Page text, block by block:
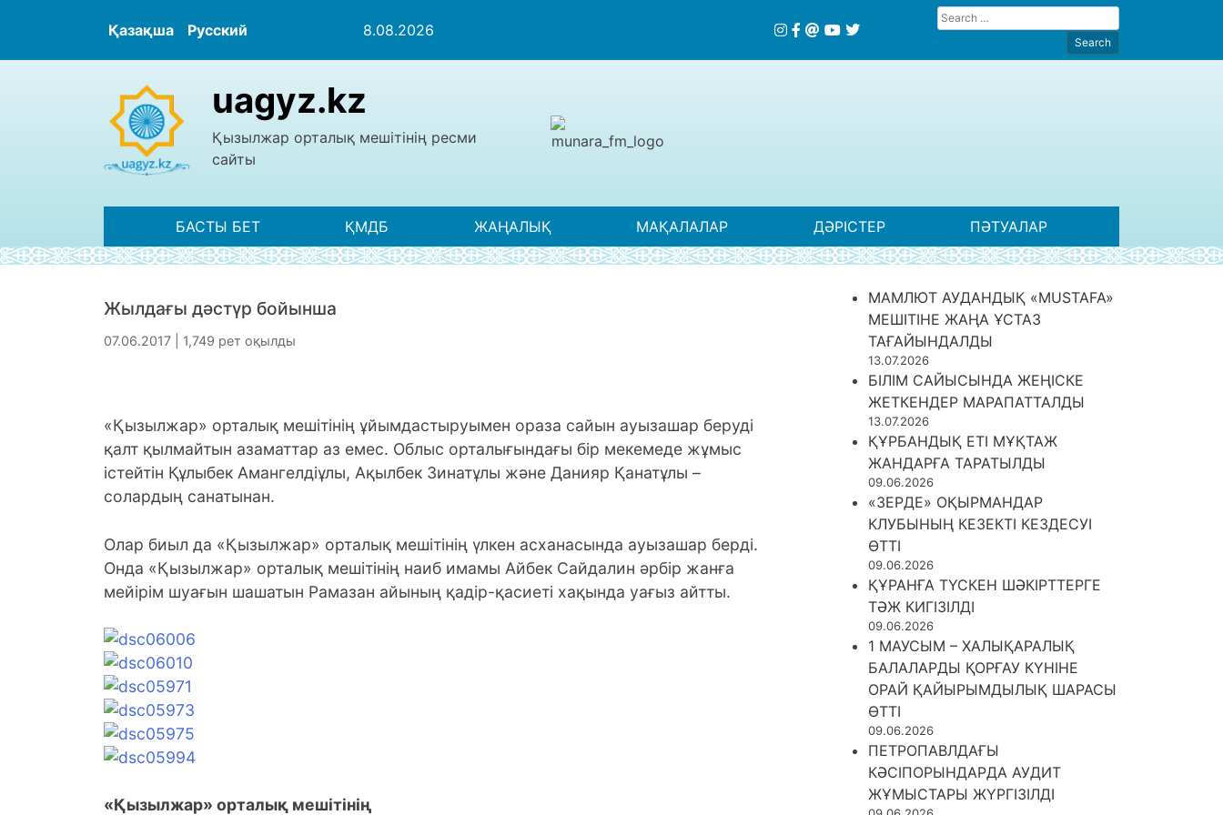
Қазақша Русский 8.08.2026
uagyz.kz
Қызылжар орталық мешітінің ресми
сайты
БАСТЫ БЕТ ҚМДБ ЖАҢАЛЫҚ МАҚАЛАЛАР ДӘРІСТЕР ПӘТУАЛАР
Жылдағы дәстүр бойынша
07.06.2017 | 1,749 рет оқылды
«Қызылжар» орталық мешітінің ұйымдастыруымен ораза сайын ауызашар беруді
қалт қылмайтын азаматтар аз емес. Облыс орталығындағы бір мекемеде жұмыс
істейтін Құлыбек Амангелдіұлы, Ақылбек Зинатұлы және Данияр Қанатұлы –
солардың санатынан.
Олар биыл да «Қызылжар» орталық мешітінің үлкен асханасында ауызашар берді.
Онда «Қызылжар» орталық мешітінің наиб имамы Айбек Сайдалин әрбір жанға
мейірім шуағын шашатын Рамазан айының қадір-қасиеті хақында уағыз айтты.
«Қызылжар» орталық мешітінің
МАМЛЮТ АУДАНДЫҚ «MUSTAFA»
МЕШІТІНЕ ЖАҢА ҰСТАЗ
ТАҒАЙЫНДАЛДЫ
13.07.2026
БІЛІМ САЙЫСЫНДА ЖЕҢІСКЕ
ЖЕТКЕНДЕР МАРАПАТТАЛДЫ
13.07.2026
ҚҰРБАНДЫҚ ЕТІ МҰҚТАЖ
ЖАНДАРҒА ТАРАТЫЛДЫ
09.06.2026
«ЗЕРДЕ» ОҚЫРМАНДАР
КЛУБЫНЫҢ КЕЗЕКТІ КЕЗДЕСУІ
ӨТТІ
09.06.2026
ҚҰРАНҒА ТҮСКЕН ШӘКІРТТЕРГЕ
ТӘЖ КИГІЗІЛДІ
09.06.2026
1 МАУСЫМ – ХАЛЫҚАРАЛЫҚ
БАЛАЛАРДЫ ҚОРҒАУ КҮНІНЕ
ОРАЙ ҚАЙЫРЫМДЫЛЫҚ ШАРАСЫ
ӨТТІ
09.06.2026
ПЕТРОПАВЛДАҒЫ
КӘСІПОРЫНДАРДА АУДИТ
ЖҰМЫСТАРЫ ЖҮРГІЗІЛДІ